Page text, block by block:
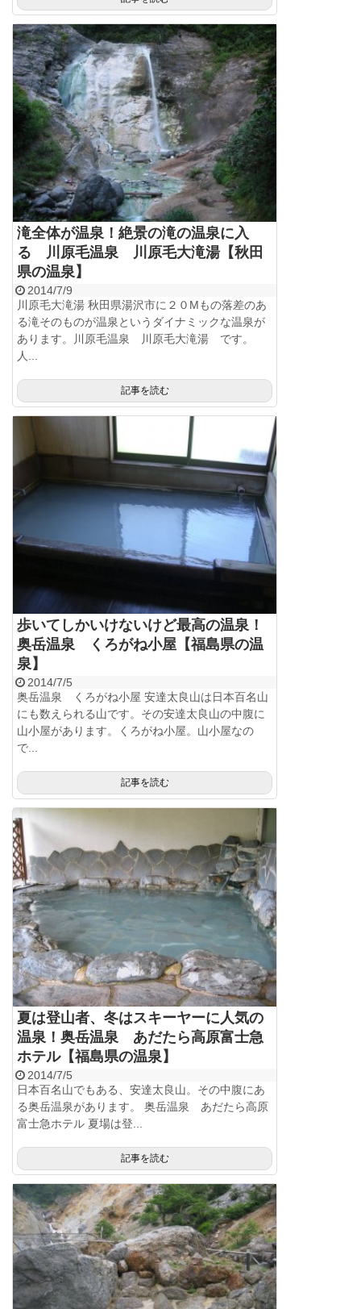
滝全体が温泉！絶景の滝の温泉に入
る 川原毛温泉 川原毛大滝湯【秋田
県の温泉】
2014/7/9
川原毛大滝湯 秋田県湯沢市に２０Mもの落差のあ
る滝そのものが温泉というダイナミックな温泉が
あります。川原毛温泉 川原毛大滝湯 です。
人...
記事を読む
歩いてしかいけないけど最高の温泉！
奥岳温泉 くろがね小屋【福島県の温
泉】
2014/7/5
奥岳温泉 くろがね小屋 安達太良山は日本百名山
にも数えられる山です。その安達太良山の中腹に
山小屋があります。くろがね小屋。山小屋なの
で...
記事を読む
夏は登山者、冬はスキーヤーに人気の
温泉！奥岳温泉 あだたら高原富士急
ホテル【福島県の温泉】
2014/7/5
日本百名山でもある、安達太良山。その中腹にあ
る奥岳温泉があります。 奥岳温泉 あだたら高原
富士急ホテル 夏場は登...
記事を読む